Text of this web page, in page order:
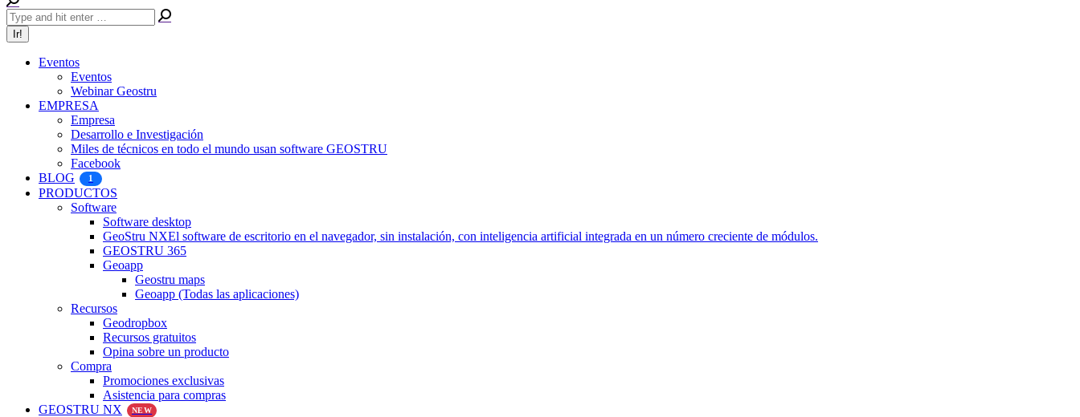
Eventos
Eventos
Webinar Geostru
EMPRESA
Empresa
Desarrollo e Investigación
Miles de técnicos en todo el mundo usan software GEOSTRU
Facebook
BLOG
1
PRODUCTOS
Software
Software desktop
GeoStru NXEl software de escritorio en el navegador, sin instalación, con inteligencia artificial integrada en un número creciente de módulos.
GEOSTRU 365
Geoapp
Geostru maps
Geoapp (Todas las aplicaciones)
Recursos
Geodropbox
Recursos gratuitos
Opina sobre un producto
Compra
Promociones exclusivas
Asistencia para compras
GEOSTRU NX
NEW